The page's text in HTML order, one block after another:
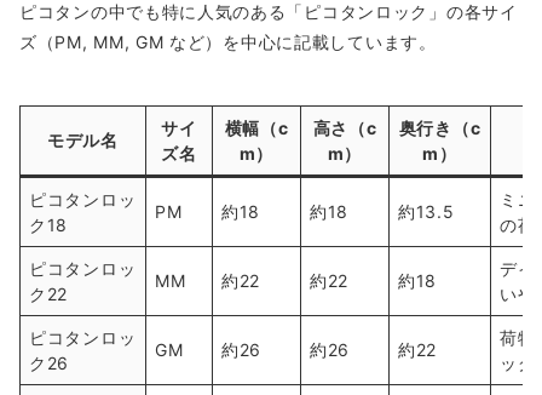
ピコタンの中でも特に人気のある「ピコタンロック」の各サイ
ズ（PM, MM, GM など）を中心に記載しています。
モデル名
サイ
ズ名
横幅（c
m）
高さ（c
m）
奥行き（c
m）
ピコタンロッ
ク18
PM 約18 約18 約13.5
ミ
の荷
ピコタンロッ
ク22
MM 約22 約22 約18
デイ
いや
ピコタンロッ
ク26
GM 約26 約26 約22
荷物
ッ